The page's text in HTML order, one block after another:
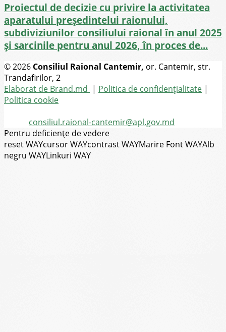
Proiectul de decizie cu privire la activitatea
aparatului președintelui raionului,
subdiviziunilor consiliului raional în anul 2025
și sarcinile pentru anul 2026, în proces de...
© 2026 Consiliul Raional Cantemir, or. Cantemir, str.
Trandafirilor, 2
Elaborat de Brand.md | Politica de confidențialitate |
Politica cookie
consiliul.raional-cantemir@apl.gov.md
Pentru deficiențe de vedere
reset WAYcursor WAYcontrast WAYMarire Font WAYAlb
negru WAYLinkuri WAY